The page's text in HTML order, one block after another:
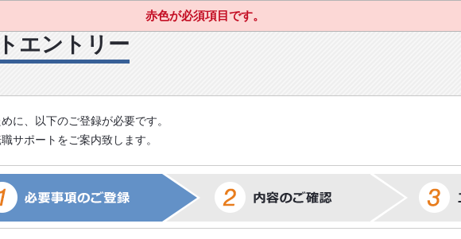
エントリー
に、以下のご登録が必要です。
サポートをご案内致します。
赤色が必須項目です。